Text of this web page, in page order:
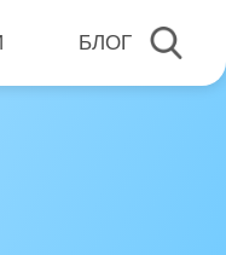
БЛОГ